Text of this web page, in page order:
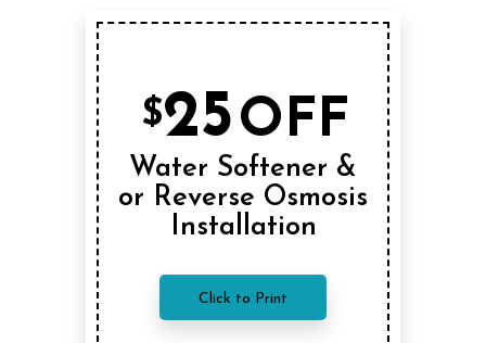
$25OFF
Water Softener &
or Reverse Osmosis
Installation
Click to Print